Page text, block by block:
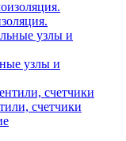
узлы и
счетчики